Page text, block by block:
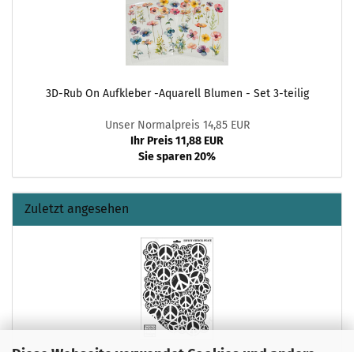
3D-Rub On Aufkleber -Aquarell Blumen - Set 3-teilig
Unser Normalpreis 14,85 EUR
Ihr Preis 11,88 EUR
Sie sparen 20%
Zuletzt angesehen